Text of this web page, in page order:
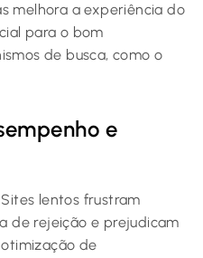
melhora a experiência do
para o bom
de busca, como o
e
lentos frustram
de rejeição e prejudicam
de